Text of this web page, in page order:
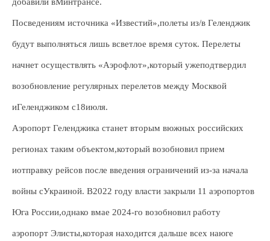
Посведениям источника «Известий»,полеты из/в Геленджик
будут выполняться лишь всветлое время суток. Перелеты
начнет осуществлять «Аэрофлот»,который ужеподтвердил
возобновление регулярных перелетов между Москвой
иГеленджиком с18июля.
Аэропорт Геленджика станет вторым вюжных российских
регионах таким объектом,который возобновил прием
иотправку рейсов после введения ограничений из-за начала
войны сУкраиной. В2022 году власти закрыли 11 аэропортов
Юга России,однако вмае 2024-го возобновил работу
аэропорт Элисты,которая находится дальше всех наюге